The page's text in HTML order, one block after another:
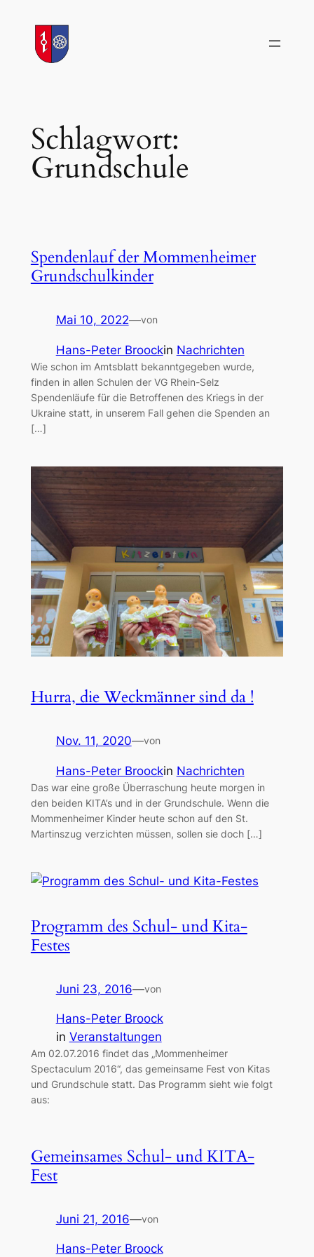
springen
Schlagwort:
Grundschule
Spendenlauf der Mommenheimer
Grundschulkinder
Mai 10, 2022—von
Hans-Peter Broockin Nachrichten
Wie schon im Amtsblatt bekanntgegeben wurde,
finden in allen Schulen der VG Rhein-Selz
Spendenläufe für die Betroffenen des Kriegs in der
Ukraine statt, in unserem Fall gehen die Spenden an
[…]
Hurra, die Weckmänner sind da !
Nov. 11, 2020—von
Hans-Peter Broockin Nachrichten
Das war eine große Überraschung heute morgen in
den beiden KITA’s und in der Grundschule. Wenn die
Mommenheimer Kinder heute schon auf den St.
Martinszug verzichten müssen, sollen sie doch […]
Programm des Schul- und Kita-
Festes
Juni 23, 2016—von
Hans-Peter Broock
in Veranstaltungen
Am 02.07.2016 findet das „Mommenheimer
Spectaculum 2016“, das gemeinsame Fest von Kitas
und Grundschule statt. Das Programm sieht wie folgt
aus:
Gemeinsames Schul- und KITA-
Fest
Juni 21, 2016—von
Hans-Peter Broock